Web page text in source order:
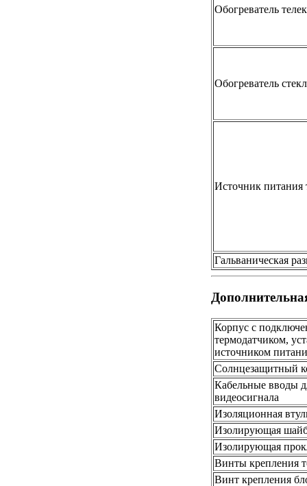
Обогреватель
Обогреватель
Источник питания
Гальваническая
Корпус с
термодатчиком,
источником
Солнцезащитный
Кабельные вводы
видеосигнала
Изоляционная
Изолирующая
Изолирующая
Винты крепления
Винт крепления